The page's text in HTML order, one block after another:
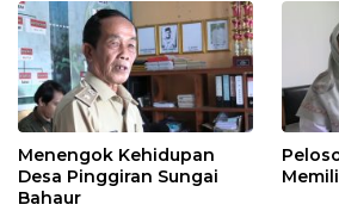
Menengok Kehidupan
Desa Pinggiran Sungai
Bahaur